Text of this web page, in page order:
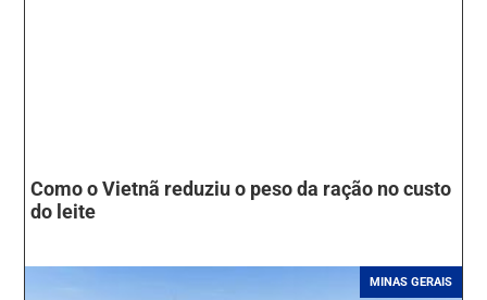
Como o Vietnã reduziu o peso da ração no custo
do leite
MINAS GERAIS